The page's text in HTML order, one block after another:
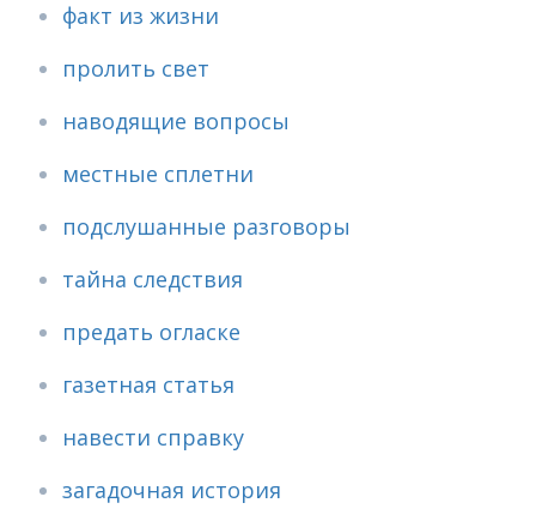
факт из жизни
пролить свет
наводящие вопросы
местные сплетни
подслушанные разговоры
тайна следствия
предать огласке
газетная статья
навести справку
загадочная история